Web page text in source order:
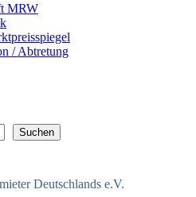
MRW
/ Abtretung
Suchen
Deutschlands e.V.